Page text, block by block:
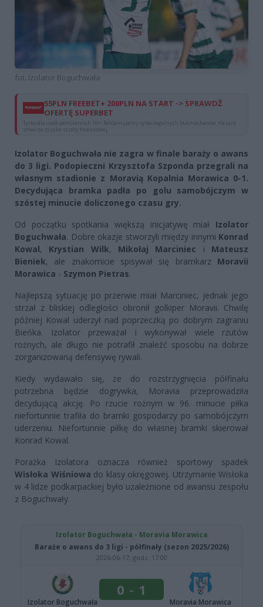
fot. Izolator Boguchwała
55PLN FREEBET+ 200PLN NA START -> SPRAWDŹ
OFERTĘ SUPERBET
Tylko dla osób pełnoletnich 18+. Reklamujemy tylko legalnych bukmacherów. Hazard
stwarza ryzyko straty finansowej.
Izolator Boguchwała nie zagra w finale baraży o awans
do 3 ligi. Podopieczni Krzysztofa Szponda przegrali na
własnym stadionie z Moravią Kopalnia Morawica 0-1.
Decydująca bramka padła po golu samobójczym w
szóstej minucie doliczonego czasu gry.
Od początku spotkania większą inicjatywę miał Izolator
Boguchwała. Dobre okazje stworzyli między innymi Konrad
Kowal, Krystian Wilk, Mikołaj Marciniec i Mateusz
Bieniek, ale znakomicie spisywał się bramkarz Moravii
Morawica - Szymon Pietras.
Najlepszą sytuację po przerwie miał Marciniec, jednak jego
strzał z bliskiej odległości obronił golkiper Moravii. Chwilę
później Kowal uderzył nad poprzeczką po dobrym zagraniu
Bieńka. Izolator przeważał i wykonywał wiele rzutów
rożnych, ale długo nie potrafił znaleźć sposobu na dobrze
zorganizowaną defensywę rywali.
Kiedy wydawało się, że do rozstrzygnięcia półfinału
potrzebna będzie dogrywka, Moravia przeprowadziła
decydującą akcję. Po rzucie rożnym w 96. minucie piłka
niefortunnie trafiła do bramki gospodarzy po samobójczym
uderzeniu. Niefortunnie piłkę do własnej bramki skierował
Konrad Kowal.
Porażka Izolatora oznacza również sportowy spadek
Wisłoka Wiśniowa do klasy okręgowej. Utrzymanie Wisłoka
w 4 lidze podkarpackiej było uzależnione od awansu zespołu
z Boguchwały.